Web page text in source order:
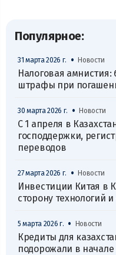
Популярное:
31 марта 2026 г. • Новости
Налоговая амнистия:
штрафы при
30 марта 2026 г. • Новости
С 1 апреля в
господдержки,
переводов
27 марта 2026 г. • Новости
Инвестиции Китая в
сторону технологий
5 марта 2026 г. • Новости
Кредиты для
подорожали в начале